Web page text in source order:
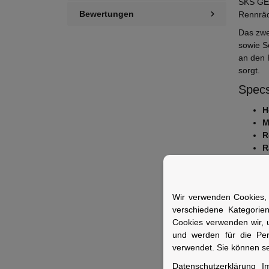
Bewertungen
SKS
Das
sowie
an den
sorgt.
Fuer
Ideal
Schutz
Wir verwenden
verschiedene
Cookies verwenden wir,
und werden für die
verwendet. Sie können
Datenschutzerklärung